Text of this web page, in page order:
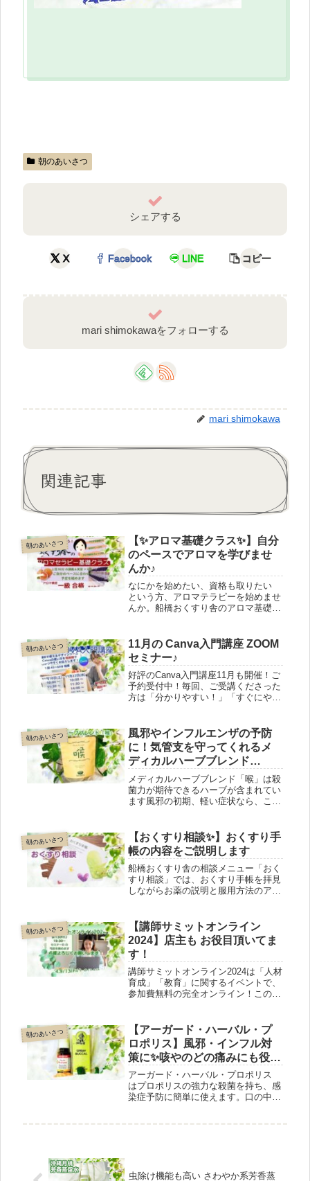
朝のあいさつ
シェアする
X Facebook LINE コピー
mari shimokawaをフォローする
mari shimokawa
関連記事
朝のあいさつ
【✨アロマ基礎クラス✨】自分
のペースでアロマを学びませ
んか♪
なにかを始めたい、資格も取りたい
という方、アロマテラピーを始めませ
んか。船橋おくすり舎のアロマ基礎ク
が楽しくなったら、検定にチャレンジ
するのも良いですね！アロマインスト
ラクターの店主が検定合格まで伴走し
ます。気軽にお問合せ下さい。
朝のあいさつ
11月の Canva入門講座 ZOOM
セミナー♪
好評のCanva入門講座11月も開催！ご
予約受付中！毎回、ご受講くださった
方は「分かりやすい！」「すぐにやっ
で、別日に質問時間を設けます。まず
は一回ご受講ください！
朝のあいさつ
風邪やインフルエンザの予防
に！気管支を守ってくれるメ
ディカルハーブブレンド
「喉」
メディカルハーブブレンド「喉」は殺
菌力が期待できるハーブが含まれてい
ます風邪の初期、軽い症状なら、この
す薬っぽくて苦手、という方もいらっ
しゃいます最初は5包入りでお試しく
ださい
朝のあいさつ
【おくすり相談✨】おくすり手
帳の内容をご説明します
船橋おくすり舎の相談メニュー「おく
すり相談」では、おくすり手帳を拝見
しながらお薬の説明と服用方法のアド
ください。医師の処方を変更するもの
ではありません。この点はご理解の
上、ご相談ください。
朝のあいさつ
【講師サミットオンライン
2024】店主も お役目頂いてま
す！
講師サミットオンライン2024は「人材
育成」「教育」に関するイベントで、
参加費無料の完全オンライン！このイ
す。是非とも、こちらから申し込んで
応援してください⇒ https://j-
pia.net/summit2024/
朝のあいさつ
【アーガード・ハーバル・プ
ロポリス】風邪・インフル対
策に✨咳やのどの痛みにも役立
ちます
アーガード・ハーバル・プロポリス
はプロポリスの強力な殺菌を持ち、感
染症予防に簡単に使えます。口の中に
虫除け機能も高い さわやか系芳香蒸